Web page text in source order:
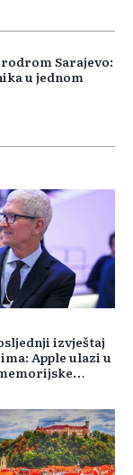
Sarajevo:
u jednom
izvještaj
Apple ulazi u